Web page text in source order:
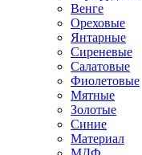
Венге
Ореховые
Янтарные
Сиреневые
Салатовые
Фиолетовые
Мятные
Золотые
Синие
Материал